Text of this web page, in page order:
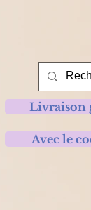
Livraison
Avec le